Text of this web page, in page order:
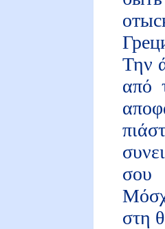
Την
από
σου
στη